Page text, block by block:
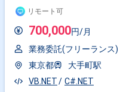
リモート可
700,000円/月
業務委託(フリーランス)
東京都
大手町駅
VB.NET
C#.NET